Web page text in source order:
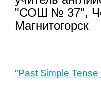
"СОШ № 37",
Магнитогорск
"Past Simple